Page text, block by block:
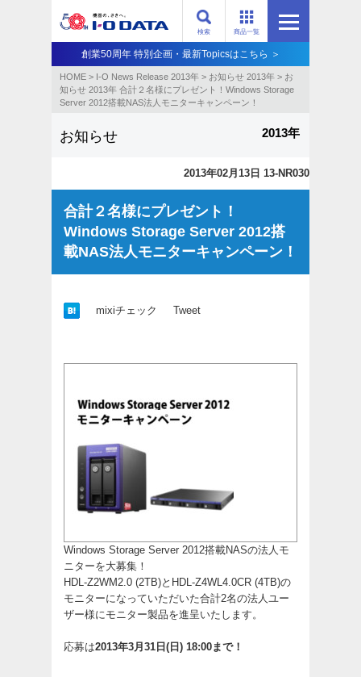
商品一覧
検索
創業50周年 特別企画・最新Topicsはこちら ＞
HOME > I-O News Release 2013年 > お知らせ 2013年 > お
知らせ 2013年 合計２名様にプレゼント！Windows Storage
Server 2012搭載NAS法人モニターキャンペーン！
お知らせ 2013年
2013年02月13日 13-NR030
合計２名様にプレゼント！
Windows Storage Server 2012搭
載NAS法人モニターキャンペーン！
mixiチェック Tweet
Windows Storage Server 2012搭載NASの法人モ
ニターを大募集！
HDL-Z2WM2.0 (2TB)と HDL-Z4WL4.0CR (4TB)の
モニターになっていただいた合計2名の法人ユー
ザー様にモニター製品を進呈いたします。
応募は2013年3月31日(日) 18:00まで！